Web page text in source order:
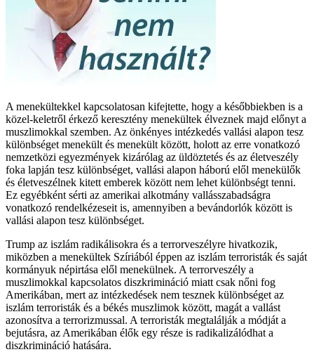
A menekültekkel kapcsolatosan kifejtette, hogy a későbbiekben is a
közel-keletről érkező keresztény menekültek élveznek majd előnyt a
muszlimokkal szemben. Az önkényes intézkedés vallási alapon tesz
különbséget menekült és menekült között, holott az erre vonatkozó
nemzetközi egyezmények kizárólag az üldöztetés és az életveszély
foka lapján tesz különbséget, vallási alapon háború elől menekülők
és életveszélnek kitett emberek között nem lehet különbségt tenni.
Ez egyébként sérti az amerikai alkotmány vallásszabadságra
vonatkozó rendelkézeseit is, amennyiben a bevándorlók között is
vallási alapon tesz különbséget.
Trump az iszlám radikálisokra és a terrorveszélyre hivatkozik,
miközben a menekültek Szíriából éppen az iszlám terroristák és saját
kormányuk népirtása elől menekülnek. A terrorveszély a
muszlimokkal kapcsolatos diszkrimináció miatt csak nőni fog
Amerikában, mert az intézkedések nem tesznek különbséget az
iszlám terroristák és a békés muszlimok között, magát a vallást
azonosítva a terrorizmussal. A terroristák megtalálják a módját a
bejutásra, az Amerikában élők egy része is radikalizálódhat a
diszkrimináció hatására.